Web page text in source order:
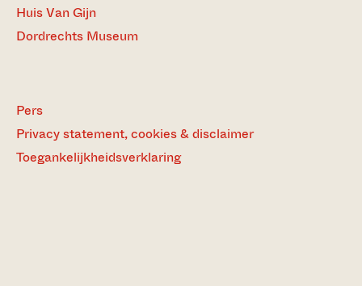
Huis Van Gijn
Dordrechts Museum
Pers
Privacy statement, cookies & disclaimer
Toegankelijkheidsverklaring